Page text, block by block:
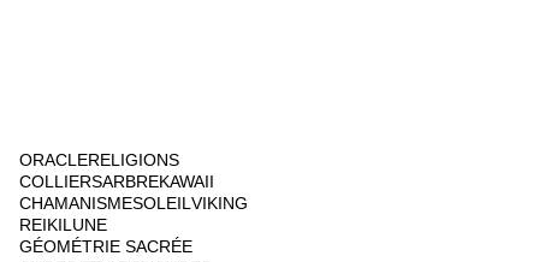
ORACLERELIGIONS
COLLIERSARBREKAWAII
CHAMANISMESOLEIL VIKING
REIKILUNE
GÉOMÉTRIE SACRÉE